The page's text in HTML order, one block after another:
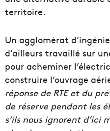
territoire.
Un agglomérat
d’ailleurs travaillé sur
pour acheminer
construire l’ouvrage
réponse de RTE et du
de réserve pendant les
s’ils nous ignorent d’ici